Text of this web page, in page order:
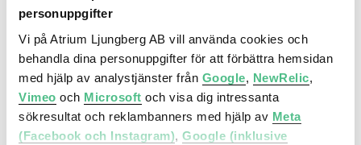
personuppgifter
Vi på Atrium Ljungberg AB vill använda cookies och
behandla dina personuppgifter för att förbättra hemsidan
med hjälp av analystjänster från Google NewRelic
Vimeo och Microsoft och visa dig intressanta
sökresultat och reklambanners med hjälp av Meta
(Facebook och Instagram) Google (inklusive